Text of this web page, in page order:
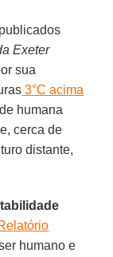
Exeter
sua
3°C acima
humana
cerca de
distante,
humano e